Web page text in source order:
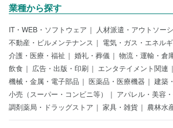
業種から探す
IT・WEB・ソフトウェア 人材派遣・アウトソー
不動産・ビルメンテナンス
電気・ガス・エネル
介護・医療・福祉
婚礼・葬儀 物流・運輸・倉
飲食
広告・出版・印刷 エンタテイメント関連
機械・金属・電子部品
医薬品・医療機器
建築
小売（スーパー・コンビニ等）
アパレル・美容
調剤薬局・ドラッグストア
家具・雑貨 農林水